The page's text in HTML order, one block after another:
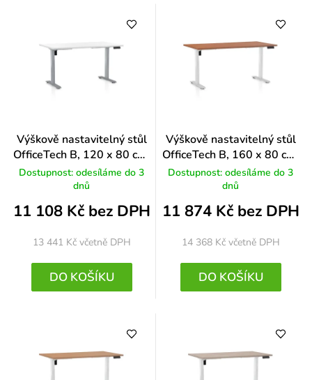
Výškově nastavitelný stůl
OfficeTech B, 120 x 80 cm,
šedá podnož, bílá
Dostupnost: odesíláme do 3
dnů
11 108 Kč bez DPH
13 441 Kč včetně DPH
DO KOŠÍKU
Výškově nastavitelný stůl
OfficeTech B, 160 x 80 cm,
bílá podnož, třešeň
Dostupnost: odesíláme do 3
dnů
11 874 Kč bez DPH
14 368 Kč včetně DPH
DO KOŠÍKU